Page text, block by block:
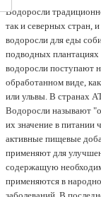
Водоросли
так и северных стран,
водоросли для еды
подводных
водоросли поступают
обработанном виде,
или ульвы. В странах
Водоросли называют
их значение в питании
активные пищевые
применяют для
содержащую
применяются в